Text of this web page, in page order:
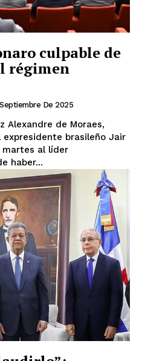
culpable de
régimen
De 2025
Alexandre de Moraes,
brasileño Jair
martes al líder
haber...